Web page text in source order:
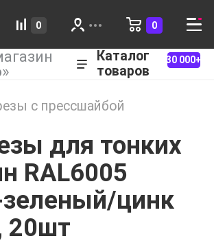
0 0
Каталог
товаров
30 000+
с прессшайбой
для тонких
RAL6005
цинк
20шт